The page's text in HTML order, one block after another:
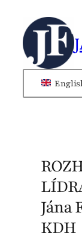
content
Jána
KDH